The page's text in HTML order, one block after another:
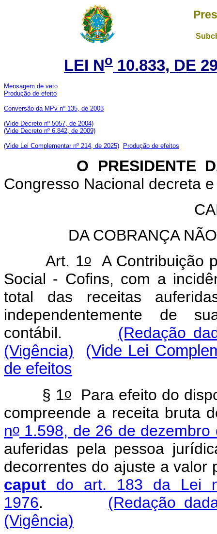
LEI No 10.833, DE
Mensagem de veto
Produção de efeito
Conversão da MPv nº 135, de 2003
(Vide Decreto nº 5057, de 2004)
(Vide Decreto nº 6.842, de 2009)
(Vide Lei Complementar nº 214, de 2025) Produção de efeitos
O PRESIDENTE DA
Congresso Nacional decreta
DA COBRANÇA
Art. 1oA Contribuição
Social - Cofins, com a
total das receitas
independentemente de
contábil. (Redação
(Vigência)
(Vide Lei
de efeitos
§ 1oPara efeito do
compreende a receita bruta
no 1.598, de 26 de dezembro
auferidas pela pessoa
decorrentes do ajuste a
caput do art. 183 da Lei
1976. (Redação
(Vigência)